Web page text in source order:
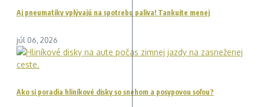
Aj pneumatiky vplývajú na spotrebu paliva! Tankujte menej
júl 06, 2026
Ako si poradia hliníkové disky so snehom a posypovou soľou?